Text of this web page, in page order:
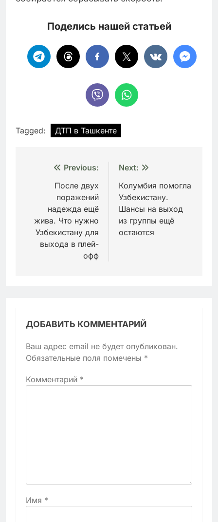
Поделись нашей статьей
Tagged: ДТП в Ташкенте
Навигация
записям
Previous:
После двух
поражений
надежда ещё
жива. Что нужно
Узбекистану для
выхода в плей-
офф
Next:
Колумбия помогла
Узбекистану.
Шансы на выход
из группы ещё
остаются
ДОБАВИТЬ КОММЕНТАРИЙ
Ваш адрес email не будет опубликован.
Обязательные поля помечены *
Комментарий *
Имя *